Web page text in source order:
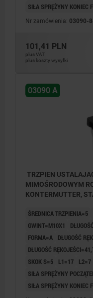
SIŁA SPRĘŻYNY KONIEC
Nr zamówienia: 03090-
101,41 PLN
plus VAT
plus koszty wysyłki
03090 A
TRZPIEN
MIMOŚRODOWYM
KONTERMUTTER,
ŚREDNICA TRZPIENIA=5
GWINT=M10X1
FORMA=A
DŁUGOŚĆ
DŁUGOŚĆ
SKOK S=5
L1=17 L2=7
SIŁA SPRĘŻYNY
SIŁA SPRĘŻYNY KONIEC